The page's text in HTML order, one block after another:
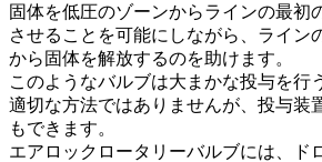
固体を低圧のゾーンからラインの最初
させることを可能にしながら、ライン
から固体を解放するのを助けます。
このようなバルブは大まかな投与を行
適切な方法ではありませんが、投与装
もできます。
エアロックロータリーバルブには、ド